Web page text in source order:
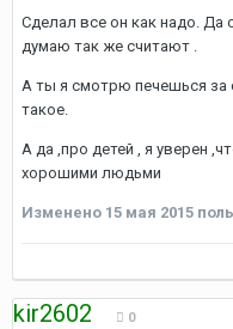
Сделал все он как надо. Да
думаю так же считают .
А ты я смотрю печешься за
такое.
А да ,про детей , я уверен
хорошими людьми
Изменено 15 мая 2015
kir2602 0